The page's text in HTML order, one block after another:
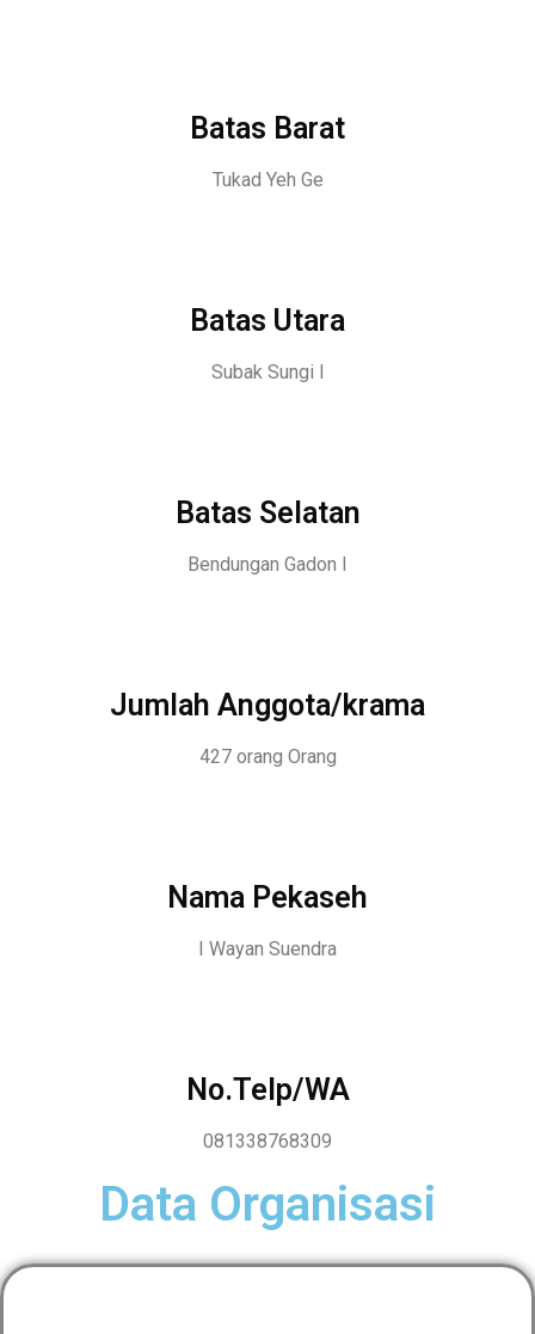
Batas Barat
Tukad Yeh Ge
Batas Utara
Subak Sungi I
Batas Selatan
Bendungan Gadon I
Jumlah Anggota/krama
427 orang Orang
Nama Pekaseh
I Wayan Suendra
No.Telp/WA
081338768309
Data Organisasi